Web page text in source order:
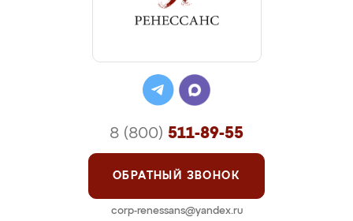
8 (800) 511-89-55
ОБРАТНЫЙ ЗВОНОК
corp-renessans@yandex.ru